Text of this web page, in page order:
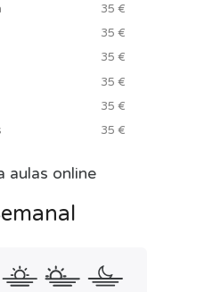
35 €
35 €
35 €
35 €
35 €
35 €
online